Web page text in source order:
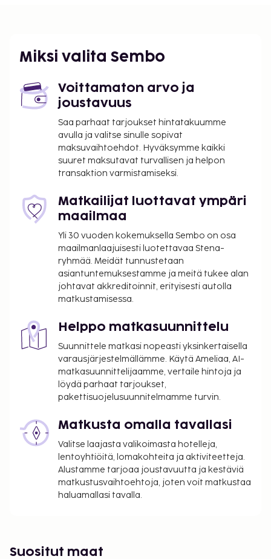
ulkouima-allas ja terassi. Paikallisten säädösten
mukaan kaikkien asiakkaiden on pysyttävä
/ hindulaisena uutenavuotena 24 tunnin ajan (alkaen
klo 6.00). Hiljaisuuden päivä on tavallisesti
maaliskuussa tai huhtikuussa (päivämäärä vaihtelee
vuosittain). Sisään- tai uloskirjautuminen ei ole
tuona päivänä mahdollista. Myös Ngurah Rain
kansainvälinen lentoasema (Densaparin
päivänä.
Miksi valita Sembo
Voittamaton arvo ja
joustavuus
Saa parhaat tarjoukset hintatakuumme
avulla ja valitse sinulle sopivat
maksuvaihtoehdot. Hyväksymme kaikki
suuret maksutavat turvallisen ja helpon
transaktion varmistamiseksi.
Matkailijat luottavat ympäri
maailmaa
Yli 30 vuoden kokemuksella Sembo on osa
maailmanlaajuisesti luotettavaa Stena-
ryhmää. Meidät tunnustetaan
asiantuntemuksestamme ja meitä tukee alan
johtavat akkreditoinnit, erityisesti autolla
matkustamisessa.
Helppo matkasuunnittelu
Suunnittele matkasi nopeasti yksinkertaisella
varausjärjestelmällämme. Käytä Ameliaa, AI-
matkasuunnittelijaamme, vertaile hintoja ja
löydä parhaat tarjoukset,
pakettisuojelusuunnitelmamme turvin.
Matkusta omalla tavallasi
Valitse laajasta valikoimasta hotelleja,
lentoyhtiöitä, lomakohteita ja aktiviteetteja.
Alustamme tarjoaa joustavuutta ja kestäviä
matkustusvaihtoehtoja, joten voit matkustaa
haluamallasi tavalla.
Suositut maat